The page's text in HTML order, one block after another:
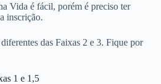
Vida é fácil, porém é preciso ter
inscrição.
das Faixas 2 e 3. Fique por
1 e 1,5